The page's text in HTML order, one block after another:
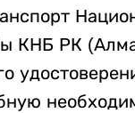
КНБ РК